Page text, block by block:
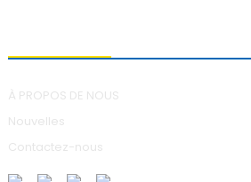
À PROPOS DE NOUS
Nouvelles
Contactez-nous